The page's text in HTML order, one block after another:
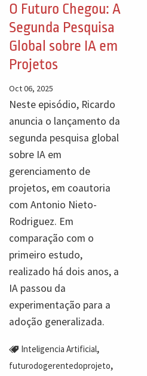
O Futuro Chegou: A
Segunda Pesquisa
Global sobre IA em
Projetos
Oct 06, 2025
Neste episódio, Ricardo
anuncia o lançamento da
segunda pesquisa global
sobre IA em
gerenciamento de
projetos, em coautoria
com Antonio Nieto-
Rodriguez. Em
comparação com o
primeiro estudo,
realizado há dois anos, a
IA passou da
experimentação para a
adoção generalizada.
Inteligencia Artificial,
futurodogerentedoprojeto,